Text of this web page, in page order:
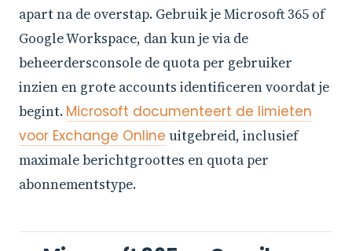
apart na de overstap. Gebruik je Microsoft 365 of
Google Workspace, dan kun je via de
beheerdersconsole de quota per gebruiker
inzien en grote accounts identificeren voordat je
begint. Microsoft documenteert de limieten
voor Exchange Online uitgebreid, inclusief
maximale berichtgroottes en quota per
abonnementstype.